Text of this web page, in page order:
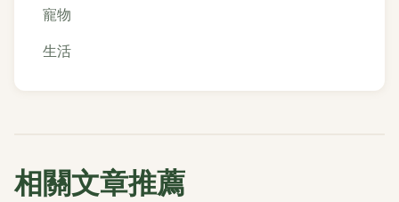
寵物
生活
相關文章推薦